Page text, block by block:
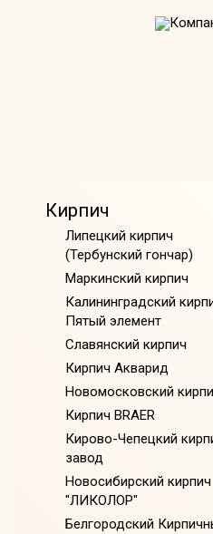
Кирпич
Липецкий кирпич
(Тербунский гончар)
Маркинский кирпич
Калининградский
Пятый элемент
Славянский кирпич
Кирпич Акварид
Новомосковский
Кирпич BRAER
Кирово-Чепецкий
завод
Новосибирский кирпич
"ЛИКОЛОР"
Белгородский